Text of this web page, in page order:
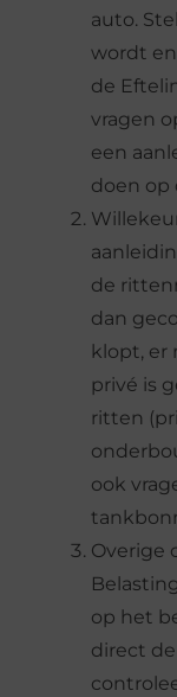
auto.
wordt
de
vragen
een
doen op
de
dan
klopt, er
privé is
ritten
ook
Overige
op het
direct